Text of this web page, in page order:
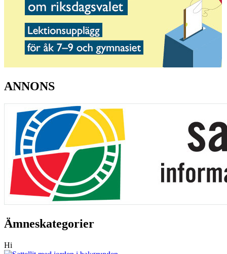
ANNONS
Ämneskategorier
Hi